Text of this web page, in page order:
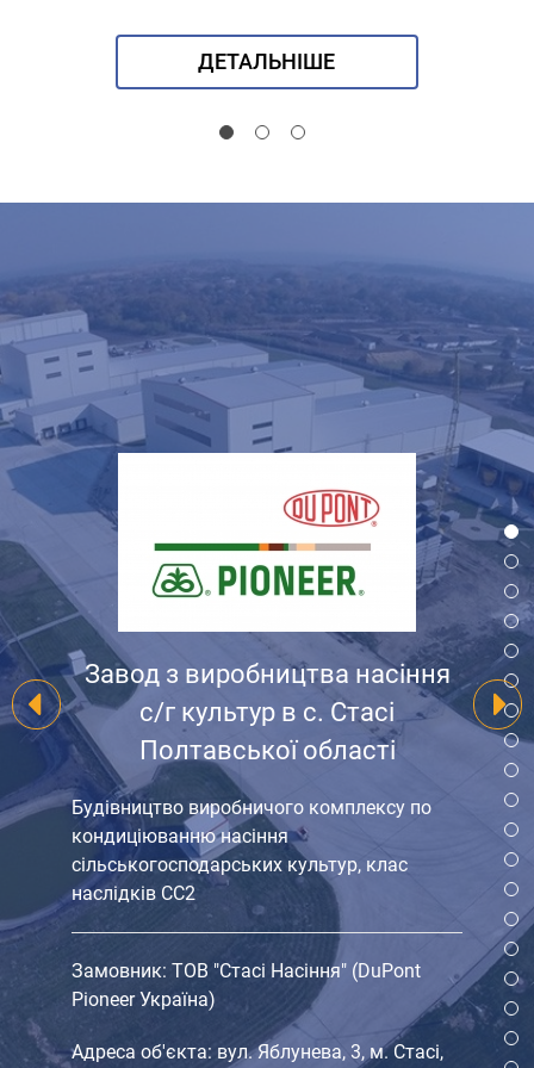
ДЕТАЛЬНІШЕ
Завод з виробництва насіння
с/г культур в с. Стасі
Полтавської області
Будівництво виробничого комплексу по
кондиціюванню насіння
сільськогосподарських культур, клас
наслідків СС2
Замовник: ТОВ "Стасі Насіння" (DuPont
Pioneer Україна)
Адреса об'єкта: вул. Яблунева, 3, м. Стасі,